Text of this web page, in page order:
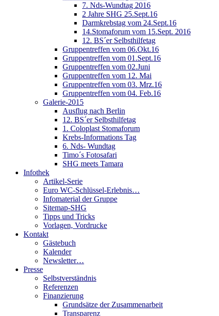
7. Nds-Wundtag 2016
2 Jahre SHG 25.Sept.16
Darmkrebstag vom 24.Sept.16
14.Stomaforum vom 15.Sept. 2016
12. BS´er Selbsthilfetag
Gruppentreffen vom 06.Okt.16
Gruppentreffen vom 01.Sept.16
Gruppentreffen vom 02.Juni
Gruppentreffen vom 12. Mai
Gruppentreffen vom 03. Mrz.16
Gruppentreffen vom 04. Feb.16
Galerie-2015
Ausflug nach Berlin
12. BS´er Selbsthilfetag
1. Coloplast Stomaforum
Krebs-Informations Tag
6. Nds- Wundtag
Timo´s Fotosafari
SHG meets Tamara
Infothek
Artikel-Serie
Euro WC-Schlüssel-Erlebnis…
Infomaterial der Gruppe
Sitemap-SHG
Tipps und Tricks
Vorlagen, Vordrucke
Kontakt
Gästebuch
Kalender
Newsletter…
Presse
Selbstverständnis
Referenzen
Finanzierung
Grundsätze der Zusammenarbeit
Transparenz